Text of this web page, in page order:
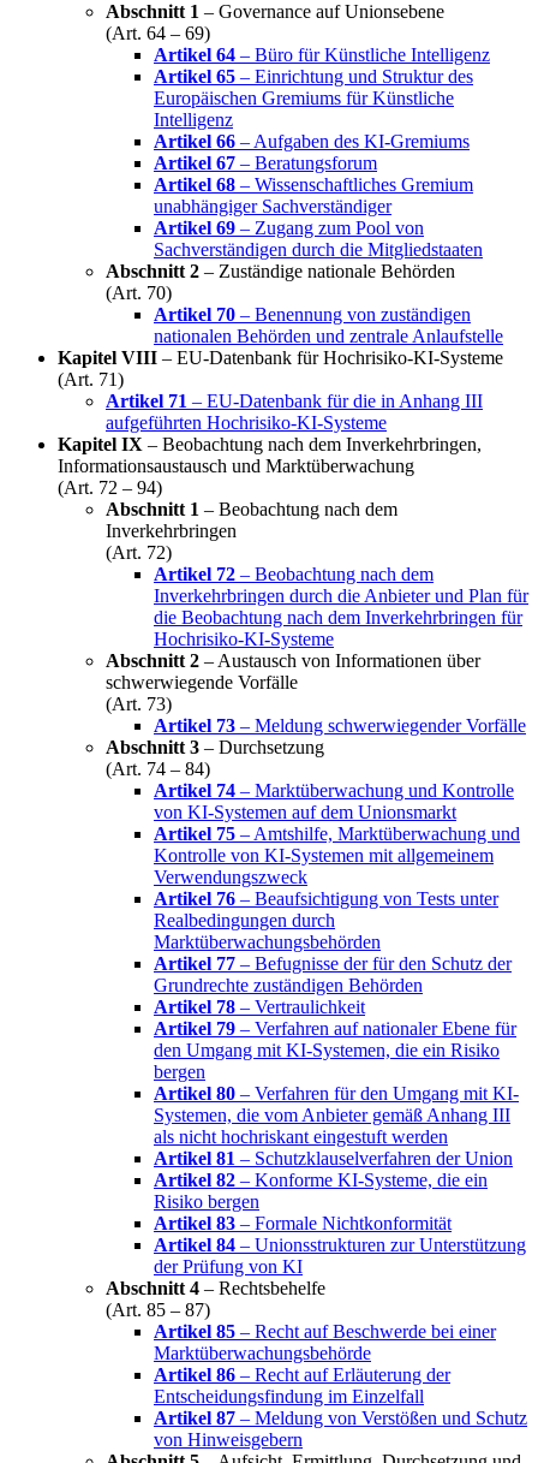
Abschnitt 1 – Governance auf Unionsebene
(Art. 64 – 69)
Artikel 64 – Büro für Künstliche Intelligenz
Artikel 65 – Einrichtung und Struktur des
Europäischen Gremiums für Künstliche
Intelligenz
Artikel 66 – Aufgaben des KI-Gremiums
Artikel 67 – Beratungsforum
Artikel 68 – Wissenschaftliches Gremium
unabhängiger Sachverständiger
Artikel 69 – Zugang zum Pool von
Sachverständigen durch die Mitgliedstaaten
Abschnitt 2 – Zuständige nationale Behörden
(Art. 70)
Artikel 70 – Benennung von zuständigen
nationalen Behörden und zentrale Anlaufstelle
Kapitel VIII – EU-Datenbank für Hochrisiko-KI-Systeme
(Art. 71)
Artikel 71 – EU-Datenbank für die in Anhang III
aufgeführten Hochrisiko-KI-Systeme
Kapitel IX – Beobachtung nach dem Inverkehrbringen,
Informationsaustausch und Marktüberwachung
(Art. 72 – 94)
Abschnitt 1 – Beobachtung nach dem
Inverkehrbringen
(Art. 72)
Artikel 72 – Beobachtung nach dem
Inverkehrbringen durch die Anbieter und Plan für
die Beobachtung nach dem Inverkehrbringen für
Hochrisiko-KI-Systeme
Abschnitt 2 – Austausch von Informationen über
schwerwiegende Vorfälle
(Art. 73)
Artikel 73 – Meldung schwerwiegender Vorfälle
Abschnitt 3 – Durchsetzung
(Art. 74 – 84)
Artikel 74 – Marktüberwachung und Kontrolle
von KI-Systemen auf dem Unionsmarkt
Artikel 75 – Amtshilfe, Marktüberwachung und
Kontrolle von KI-Systemen mit allgemeinem
Verwendungszweck
Artikel 76 – Beaufsichtigung von Tests unter
Realbedingungen durch
Marktüberwachungsbehörden
Artikel 77 – Befugnisse der für den Schutz der
Grundrechte zuständigen Behörden
Artikel 78 – Vertraulichkeit
Artikel 79 – Verfahren auf nationaler Ebene für
den Umgang mit KI-Systemen, die ein Risiko
bergen
Artikel 80 – Verfahren für den Umgang mit KI-
Systemen, die vom Anbieter gemäß Anhang III
als nicht hochriskant eingestuft werden
Artikel 81 – Schutzklauselverfahren der Union
Artikel 82 – Konforme KI-Systeme, die ein
Risiko bergen
Artikel 83 – Formale Nichtkonformität
Artikel 84 – Unionsstrukturen zur Unterstützung
der Prüfung von KI
Abschnitt 4 – Rechtsbehelfe
(Art. 85 – 87)
Artikel 85 – Recht auf Beschwerde bei einer
Marktüberwachungsbehörde
Artikel 86 – Recht auf Erläuterung der
Entscheidungsfindung im Einzelfall
Artikel 87 – Meldung von Verstößen und Schutz
von Hinweisgebern